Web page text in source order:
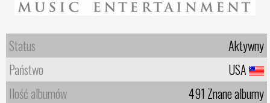
Status
Aktywny
Państwo
USA
Ilość albumów
491 Znane albumy